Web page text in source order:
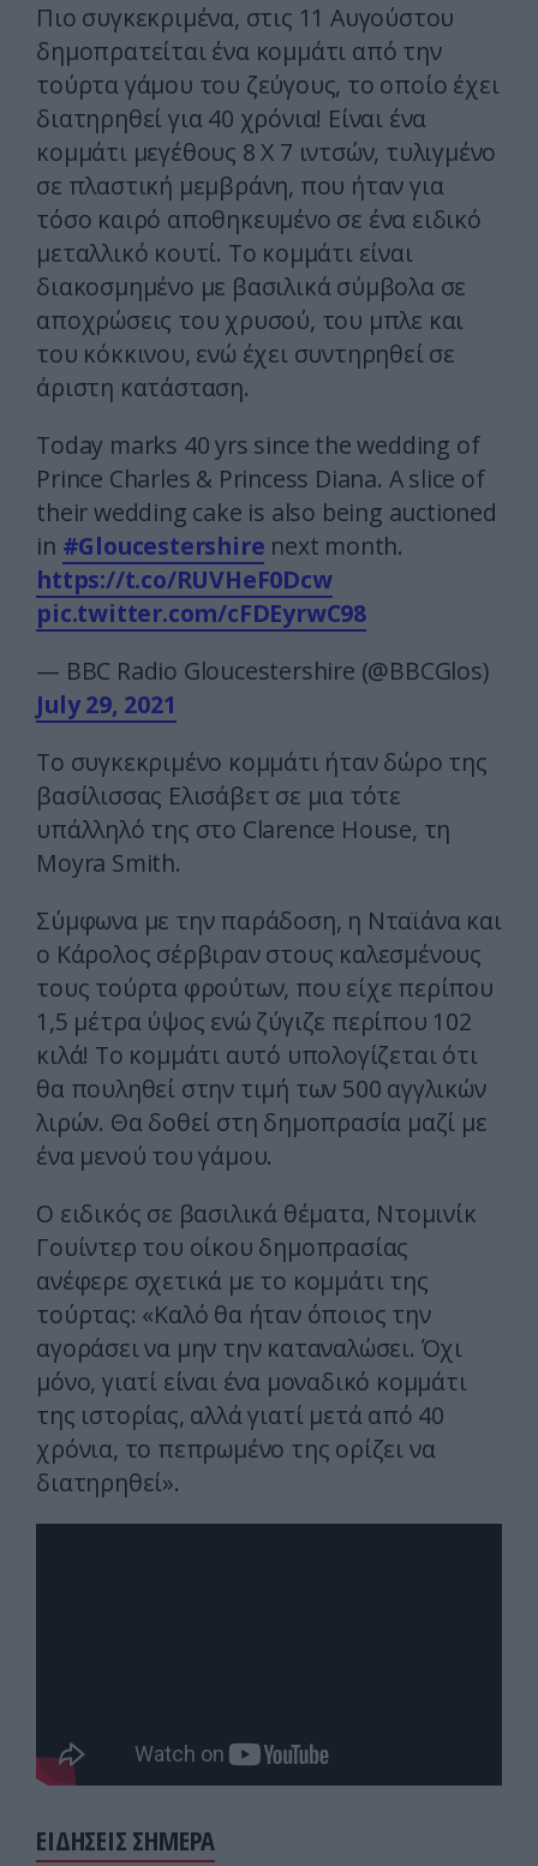
Πιο συγκεκριμένα, στις 11 Αυγούστου
δημοπρατείται ένα κομμάτι από την
τούρτα γάμου του ζεύγους, το οποίο έχει
διατηρηθεί για 40 χρόνια! Είναι ένα
κομμάτι μεγέθους 8 Χ 7 ιντσών, τυλιγμένο
σε πλαστική μεμβράνη, που ήταν για
τόσο καιρό αποθηκευμένο σε ένα ειδικό
μεταλλικό κουτί. Το κομμάτι είναι
διακοσμημένο με βασιλικά σύμβολα σε
αποχρώσεις του χρυσού, του μπλε και
του κόκκινου, ενώ έχει συντηρηθεί σε
άριστη κατάσταση.
Today marks 40 yrs since the wedding of
Prince Charles & Princess Diana. A slice of
their wedding cake is also being auctioned
in #Gloucestershire next month.
https://t.co/RUVHeF0Dcw
pic.twitter.com/cFDEyrwC98
— BBC Radio Gloucestershire (@BBCGlos)
July 29, 2021
Το συγκεκριμένο κομμάτι ήταν δώρο της
βασίλισσας Ελισάβετ σε μια τότε
υπάλληλό της στο Clarence House, τη
Moyra Smith.
Σύμφωνα με την παράδοση, η Νταϊάνα και
ο Κάρολος σέρβιραν στους καλεσμένους
τους τούρτα φρούτων, που είχε περίπου
1,5 μέτρα ύψος ενώ ζύγιζε περίπου 102
κιλά! Το κομμάτι αυτό υπολογίζεται ότι
θα πουληθεί στην τιμή των 500 αγγλικών
λιρών. Θα δοθεί στη δημοπρασία μαζί με
ένα μενού του γάμου.
Ο ειδικός σε βασιλικά θέματα, Ντομινίκ
Γουίντερ του οίκου δημοπρασίας
ανέφερε σχετικά με το κομμάτι της
τούρτας: «Καλό θα ήταν όποιος την
αγοράσει να μην την καταναλώσει. Όχι
μόνο, γιατί είναι ένα μοναδικό κομμάτι
της ιστορίας, αλλά γιατί μετά από 40
χρόνια, το πεπρωμένο της ορίζει να
διατηρηθεί».
ΕΙΔΗΣΕΙΣ ΣΗΜΕΡΑ